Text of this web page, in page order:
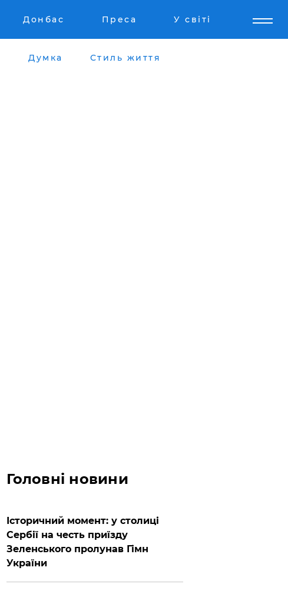
Донбас Преса У світі
Думка Стиль життя
Головні новини
Історичний момент: у столиці
Сербії на честь приїзду
Зеленського пролунав Гімн
України